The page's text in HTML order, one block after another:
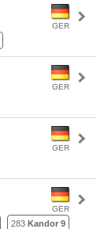
GER
GER
GER
GER
283 Kandor 9